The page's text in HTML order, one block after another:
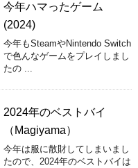
今年ハマったゲーム
(2024)
今年もSteamやNintendo Switch
で色んなゲームをプレイしまし
たの ...
2024年のベストバイ
（Magiyama）
今年は服に散財してしまいまし
たので、2024年のベストバイは